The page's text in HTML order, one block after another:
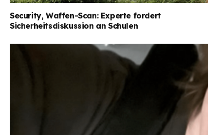
Security, Waffen-Scan: Experte fordert
Sicherheitsdiskussion an Schulen